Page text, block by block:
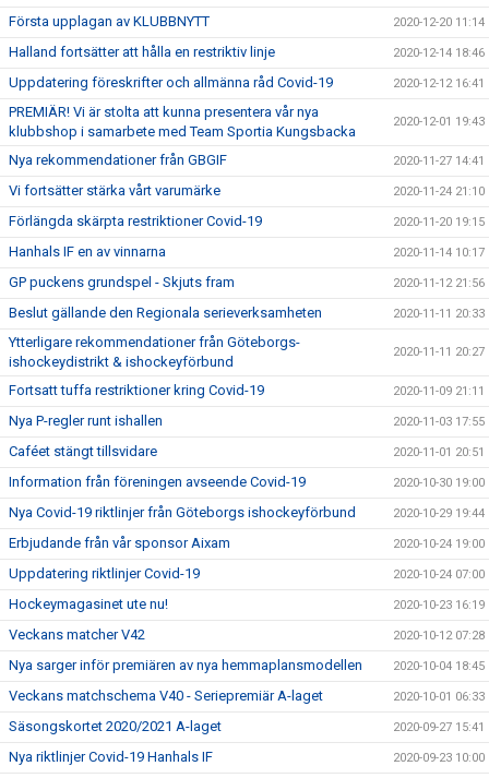
Första upplagan av KLUBBNYTT 2020-12-20 11:14
Halland fortsätter att hålla en restriktiv linje 2020-12-14 18:46
Uppdatering föreskrifter och allmänna råd Covid-19 2020-12-12 16:41
PREMIÄR! Vi är stolta att kunna presentera vår nya
klubbshop i samarbete med Team Sportia Kungsbacka
2020-12-01 19:43
Nya rekommendationer från GBGIF 2020-11-27 14:41
Vi fortsätter stärka vårt varumärke 2020-11-24 21:10
Förlängda skärpta restriktioner Covid-19 2020-11-20 19:15
Hanhals IF en av vinnarna 2020-11-14 10:17
GP puckens grundspel - Skjuts fram 2020-11-12 21:56
Beslut gällande den Regionala serieverksamheten 2020-11-11 20:33
Ytterligare rekommendationer från Göteborgs-
ishockeydistrikt & ishockeyförbund
2020-11-11 20:27
Fortsatt tuffa restriktioner kring Covid-19 2020-11-09 21:11
Nya P-regler runt ishallen 2020-11-03 17:55
Caféet stängt tillsvidare 2020-11-01 20:51
Information från föreningen avseende Covid-19 2020-10-30 19:00
Nya Covid-19 riktlinjer från Göteborgs ishockeyförbund 2020-10-29 19:44
Erbjudande från vår sponsor Aixam 2020-10-24 19:00
Uppdatering riktlinjer Covid-19 2020-10-24 07:00
Hockeymagasinet ute nu! 2020-10-23 16:19
Veckans matcher V42 2020-10-12 07:28
Nya sarger inför premiären av nya hemmaplansmodellen 2020-10-04 18:45
Veckans matchschema V40 - Seriepremiär A-laget 2020-10-01 06:33
Säsongskortet 2020/2021 A-laget 2020-09-27 15:41
Nya riktlinjer Covid-19 Hanhals IF 2020-09-23 10:00